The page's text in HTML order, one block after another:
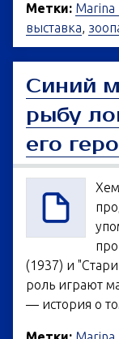
Метки: Marina
выставка,
Синий
рыбу
его
(1937) и
роль играют
— история о